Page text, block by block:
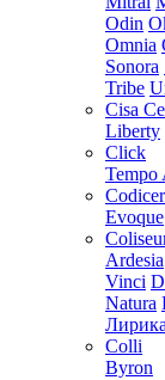
Odin
Omnia
Sonora
Tribe
Cisa
Liberty
Click
Tempo
Codicer
Evoque
Ardesia
Vinci
Natura
Лирика
Colli
Byron